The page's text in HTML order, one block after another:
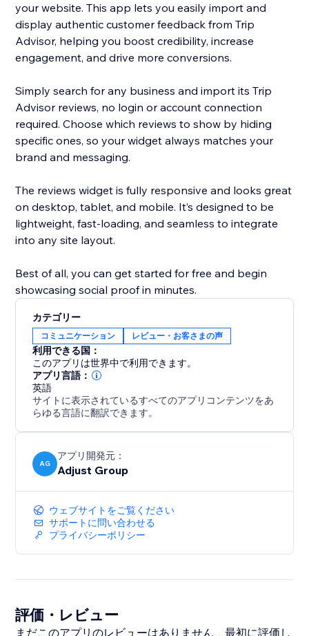
your website. This app lets you easily import and
display authentic customer feedback from Trip
Advisor, helping you boost credibility, increase
engagement, and drive more conversions.
Simply search for any business and import its Trip
Advisor reviews, no login or account connection
required. Choose which reviews to show by hiding
specific ones, so your widget always matches your
brand and messaging.
The reviews widget is fully responsive and looks great
on desktop, tablet, and mobile. It’s designed to be
lightweight, fast-loading, and seamless to integrate
into any site layout.
Best of all, you can get started for free and begin
showcasing social proof in minutes.
カテゴリー
コミュニケーション レビュー・お客さまの声
利用できる国：
このアプリは世界中で利用できます。
アプリ言語：
英語
サイトに表示されているすべてのアプリコンテンツをあ
らゆる言語に翻訳できます。
AG
アプリ開発元：
Adjust Group
ウェブサイトをご覧ください
サポートに問い合わせる
プライバシーポリシー
評価・レビュー
まだこのアプリのレビューはありません、最初に評価し